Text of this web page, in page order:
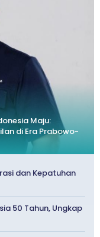
Maju:
di Era Prabowo-
dan Kepatuhan
50 Tahun, Ungkap